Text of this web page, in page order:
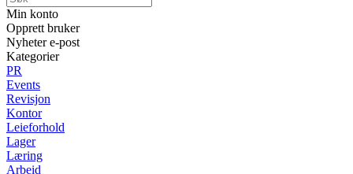
Min konto
Opprett bruker
Nyheter e-post
Kategorier
PR
Events
Revisjon
Kontor
Leieforhold
Lager
Læring
Arbeid